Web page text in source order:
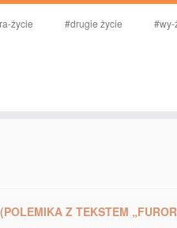
życie #drugie życie #wy-
(POLEMIKA Z TEKSTEM